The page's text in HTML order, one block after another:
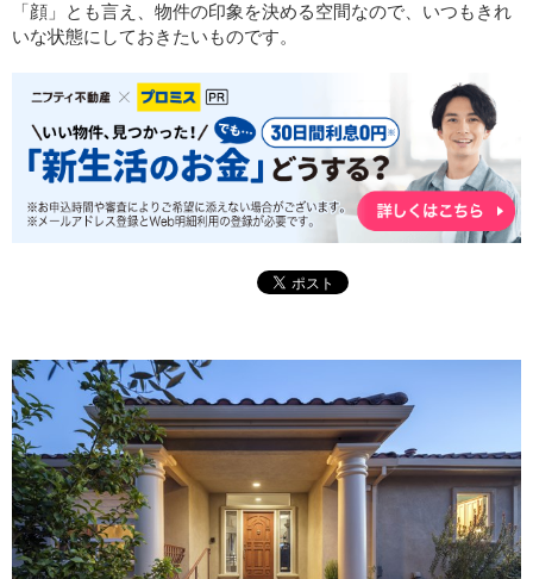
「顔」とも言え、物件の印象を決める空間なので、いつもきれ
いな状態にしておきたいものです。